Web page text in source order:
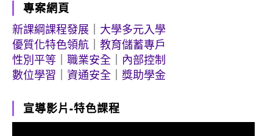
專案網頁
新課綱課程發展
大學多元入學
優質化特色領航
教育儲蓄專戶
性別平等
職業安全
內部控制
數位學習
資通安全 獎助學金
宣導影片-特色課程